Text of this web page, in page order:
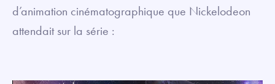
d’animation cinématographique que Nickelodeon
attendait sur la série :